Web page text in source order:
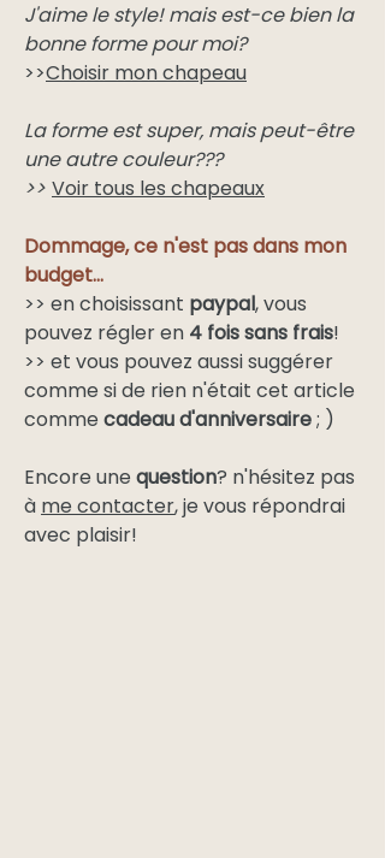
J'aime le style! mais est-ce bien la
bonne forme pour moi?
>>Choisir mon chapeau
La forme est super, mais peut-être
une autre couleur???
>> Voir tous les chapeaux
Dommage, ce n'est pas dans mon
budget...
>> en choisissant paypal, vous
pouvez régler en 4 fois sans frais!
>> et vous pouvez aussi suggérer
comme si de rien n'était cet article
comme cadeau d'anniversaire; )
Encore une question? n'hésitez pas
à me contacter, je vous répondrai
avec plaisir!